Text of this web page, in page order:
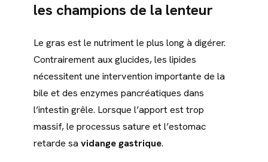
les champions de la lenteur
Le gras est le nutriment le plus long à digérer.
Contrairement aux glucides, les lipides
nécessitent une intervention importante de la
bile et des enzymes pancréatiques dans
l’intestin grêle. Lorsque l’apport est trop
massif, le processus sature et l’estomac
retarde sa vidange gastrique.